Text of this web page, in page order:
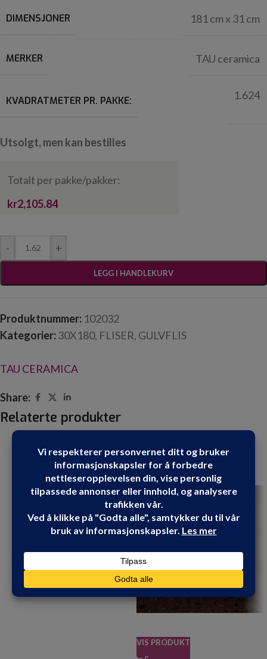
DIMENSJONER 181 cm x 31 cm
MERKER TAU ceramica
KVADRATMETER PR. PAKKE: 1.624
Utsolgt, men kan bestilles
Totalt per pakke/pakker:
kr2,105.84
- +
LEGG I HANDLEKURV
Produktnummer: 102032
Kategorier:30X180, FLISER, GULVFLIS
TAU CERAMICA
Share:
Relaterte produkter
VIS PRODUKT